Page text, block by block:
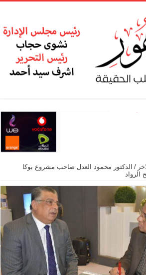
/ الدكتور محمود العدل صاحب مشروع بوكا
الرواد